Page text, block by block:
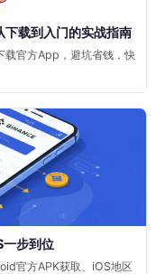
载到入门的实战指南
载官方App，避坑省钱，快
步到位
官方APK获取、iOS地区